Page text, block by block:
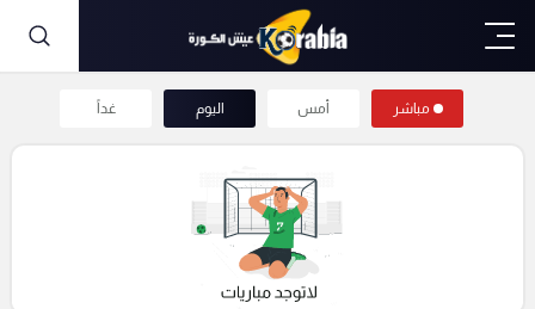
مباشر أمس اليوم غداً